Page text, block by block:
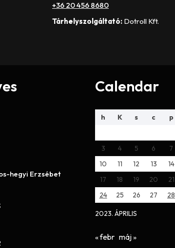
+36 20 456 8680
Tárhelyszolgáltató: Dotroll Kft.
hegyi Erzsébet
Calendar
2023. ÁPRILIS
h K s c p
3
4 5 6 7
10
11 12 13 14
17
18 19 20 21
24
25 26 27 28
« febr máj »